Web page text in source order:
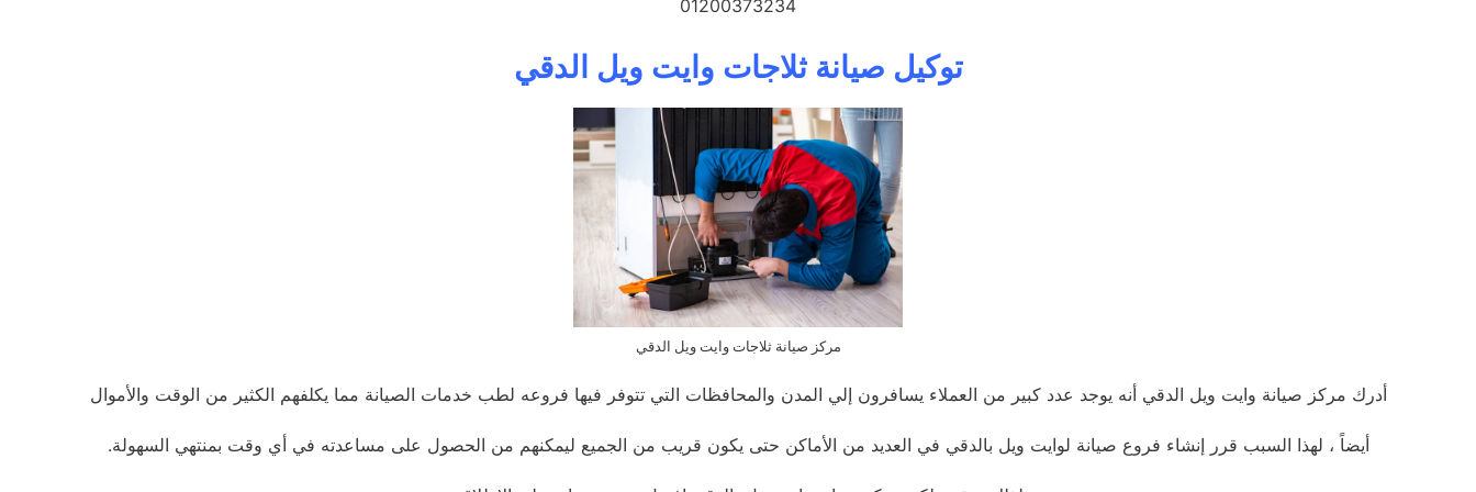
01200373234
توكيل صيانة ثلاجات وايت ويل الدقي
مركز صيانة ثلاجات وايت ويل الدقي
أدرك مركز صيانة وايت ويل الدقي أنه يوجد عدد كبير من العملاء يسافرون إلي المدن والمحافظات التي تتوفر فيها فروعه لطب خدمات الصيانة مما يكلفهم الكثير من الوقت والأموال
أيضاً ، لهذا السبب قرر إنشاء فروع صيانة لوايت ويل بالدقي في العديد من الأماكن حتى يكون قريب من الجميع ليمكنهم من الحصول على مساعدته في أي وقت بمنتهي السهولة.